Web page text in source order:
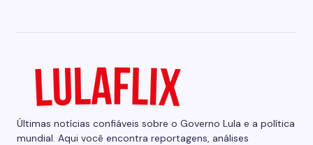
Últimas notícias confiáveis sobre o Governo Lula e a política
mundial. Aqui você encontra reportagens, análises